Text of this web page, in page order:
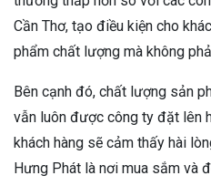
Cần Thơ, tạo điều kiện cho
phẩm chất lượng mà không
Bên cạnh đó, chất lượng sản
vẫn luôn được công ty đặt lên
khách hàng sẽ cảm thấy hài
Hưng Phát là nơi mua sắm và